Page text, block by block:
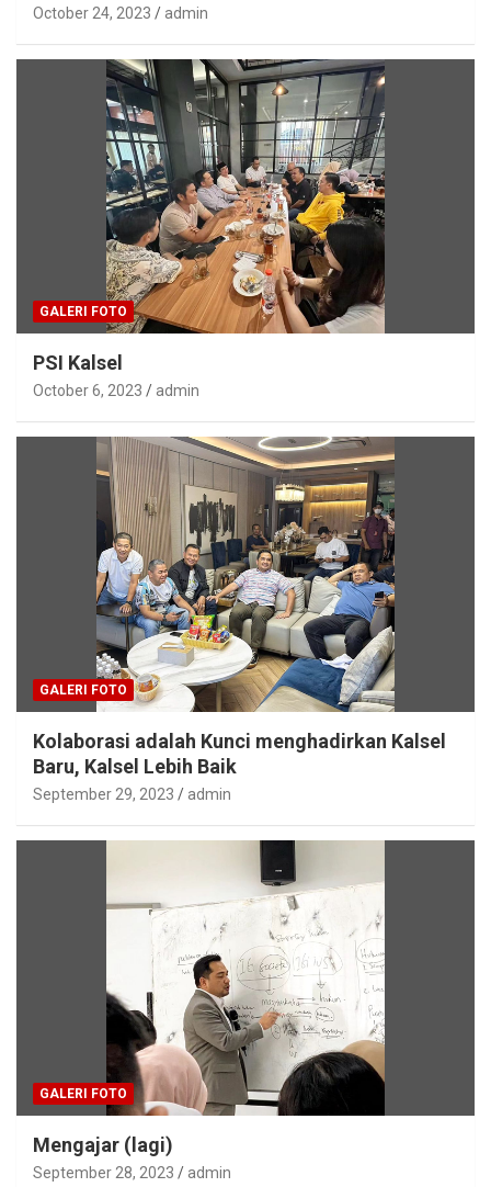
October 24, 2023 admin
GALERI FOTO
PSI Kalsel
October 6, 2023 admin
GALERI FOTO
Kolaborasi adalah Kunci menghadirkan Kalsel
Baru, Kalsel Lebih Baik
September 29, 2023 admin
GALERI FOTO
Mengajar (lagi)
September 28, 2023 admin